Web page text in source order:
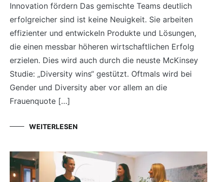
Innovation fördern Das gemischte Teams deutlich
erfolgreicher sind ist keine Neuigkeit. Sie arbeiten
effizienter und entwickeln Produkte und Lösungen,
die einen messbar höheren wirtschaftlichen Erfolg
erzielen. Dies wird auch durch die neuste McKinsey
Studie: „Diversity wins“ gestützt. Oftmals wird bei
Gender und Diversity aber vor allem an die
Frauenquote […]
WEITERLESEN